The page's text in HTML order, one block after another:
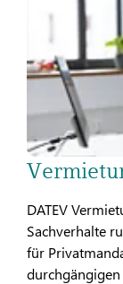
DATEV
Sachverhalte
für
durchgängigen